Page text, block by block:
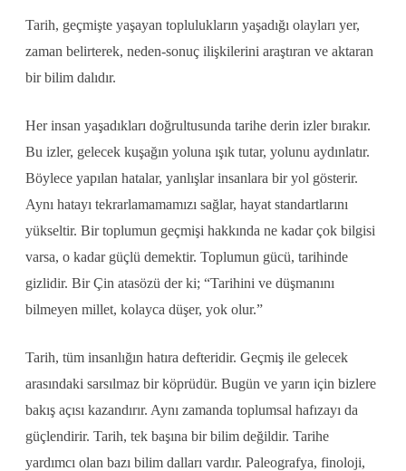
Tarih, geçmişte yaşayan toplulukların yaşadığı olayları yer,
zaman belirterek, neden-sonuç ilişkilerini araştıran ve aktaran
bir bilim dalıdır.
Her insan yaşadıkları doğrultusunda tarihe derin izler bırakır.
Bu izler, gelecek kuşağın yoluna ışık tutar, yolunu aydınlatır.
Böylece yapılan hatalar, yanlışlar insanlara bir yol gösterir.
Aynı hatayı tekrarlamamamızı sağlar, hayat standartlarını
yükseltir. Bir toplumun geçmişi hakkında ne kadar çok bilgisi
varsa, o kadar güçlü demektir. Toplumun gücü, tarihinde
gizlidir. Bir Çin atasözü der ki; “Tarihini ve düşmanını
bilmeyen millet, kolayca düşer, yok olur.”
Tarih, tüm insanlığın hatıra defteridir. Geçmiş ile gelecek
arasındaki sarsılmaz bir köprüdür. Bugün ve yarın için bizlere
bakış açısı kazandırır. Aynı zamanda toplumsal hafızayı da
güçlendirir. Tarih, tek başına bir bilim değildir. Tarihe
yardımcı olan bazı bilim dalları vardır. Paleografya, finoloji,